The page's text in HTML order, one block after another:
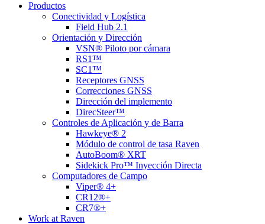
Productos
Conectividad y Logística
Field Hub 2.1
Orientación y Dirección
VSN® Piloto por cámara
RS1™
SC1™
Receptores GNSS
Correcciones GNSS
Dirección del implemento
DirecSteer™
Controles de Aplicación y de Barra
Hawkeye® 2
Módulo de control de tasa Raven
AutoBoom® XRT
Sidekick Pro™ Inyección Directa
Computadores de Campo
Viper® 4+
CR12®+
CR7®+
Work at Raven